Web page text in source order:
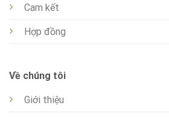
Cam kết
Hợp đồng
Về chúng tôi
Giới thiệu